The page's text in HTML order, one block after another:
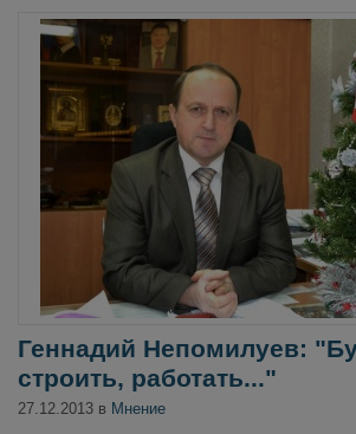
Геннадий Непомилуев:
строить, работать..."
27.12.2013 в Мнение